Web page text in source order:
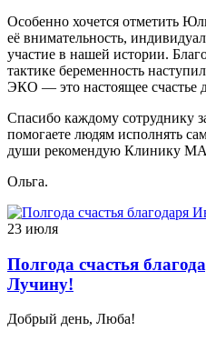
Особенно хочется отметить
её внимательность,
участие в нашей истории.
тактике беременность
ЭКО — это настоящее счастье
Спасибо каждому сотруднику
помогаете людям исполнять
души рекомендую Клинику
Ольга.
23 июля
Полгода счастья
Лучину!
Добрый день, Люба!